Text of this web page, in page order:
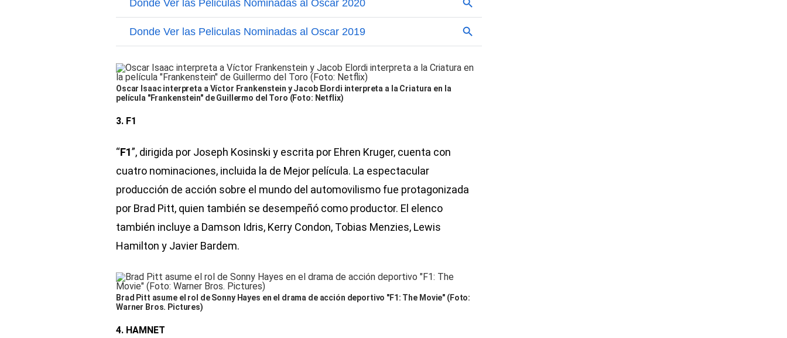
Oscar Isaac interpreta a Víctor Frankenstein y Jacob Elordi interpreta a la Criatura en la
película "Frankenstein" de Guillermo del Toro (Foto: Netflix)
3. F1
“F1”, dirigida por Joseph Kosinski y escrita por Ehren Kruger, cuenta con
cuatro nominaciones, incluida la de Mejor película. La espectacular
producción de acción sobre el mundo del automovilismo fue protagonizada
por Brad Pitt, quien también se desempeñó como productor. El elenco
también incluye a Damson Idris, Kerry Condon, Tobias Menzies, Lewis
Hamilton y Javier Bardem.
Brad Pitt asume el rol de Sonny Hayes en el drama de acción deportivo "F1: The Movie" (Foto:
Warner Bros. Pictures)
4. HAMNET